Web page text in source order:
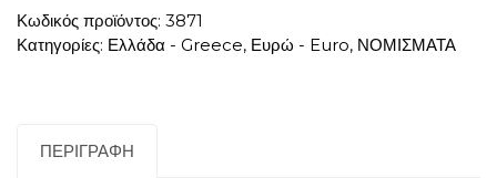
Κωδικός προϊόντος: 3871
Κατηγορίες: Ελλάδα - Greece, Ευρώ - Euro, ΝΟΜΙΣΜΑΤΑ
ΠΕΡΙΓΡΑΦΉ